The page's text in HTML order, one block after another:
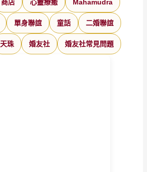
商店 心靈療癒 Mahamudra
單身聯誼 童話 二婚聯誼
天珠 婚友社 婚友社常見問題